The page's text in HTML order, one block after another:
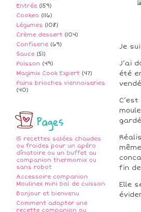
Entrée (159)
Cookeo (116)
Légumes (108)
Crème dessert (104)
Confiserie (69)
Sauce (51)
Poisson (49)
Magimix Cook Expert (47)
Pains brioches viennoiseries
(40)
Pages
15 recettes salées chaudes
ou froides pour un apéro
dînatoire ou un buffet au
companion thermomix ou
sans robot
Accessoire companion
Moulinex mini bol de cuisson
Bonjour et bienvenu
Comment adapter une
recette companion ou
Je
J’ai
été
fin
Elle